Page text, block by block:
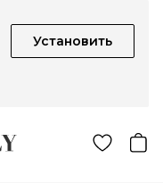
Установить